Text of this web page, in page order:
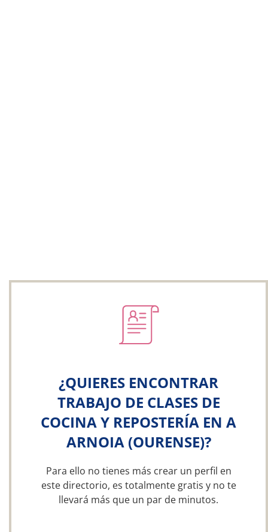
¿QUIERES ENCONTRAR
TRABAJO DE CLASES DE
COCINA Y REPOSTERÍA EN A
ARNOIA (OURENSE)?
Para ello no tienes más crear un perfil en
este directorio, es totalmente gratis y no te
llevará más que un par de minutos.